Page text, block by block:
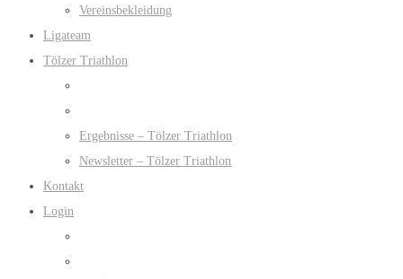
Vereinsbekleidung
Ligateam
Tölzer Triathlon
Ergebnisse – Tölzer Triathlon
Newsletter – Tölzer Triathlon
Kontakt
Login